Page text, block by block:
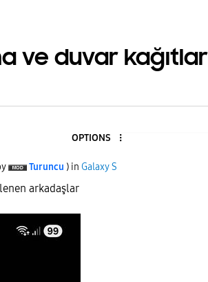
ve duvar
OPTIONS
Turuncu ) in Galaxy S
arkadaşlar